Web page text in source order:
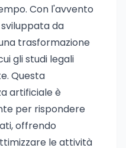
Con l'avvento
sviluppata da
una trasformazione
gli studi legali
Questa
artificiale è
per rispondere
offrendo
le attività